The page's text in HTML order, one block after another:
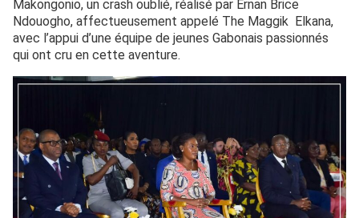
Makongonio, un crash oublié, réalisé par Ernan Brice
Ndouogho, affectueusement appelé The Maggik Elkana,
avec l’appui d’une équipe de jeunes Gabonais passionnés
qui ont cru en cette aventure.